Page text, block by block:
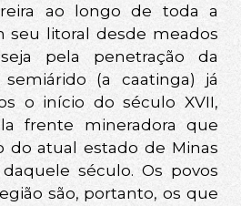
ao longo de toda a
seu litoral desde meados
pela penetração da
(a caatinga) já
o início do século XVII,
frente mineradora que
do atual estado de Minas
século. Os povos
são, portanto, os que